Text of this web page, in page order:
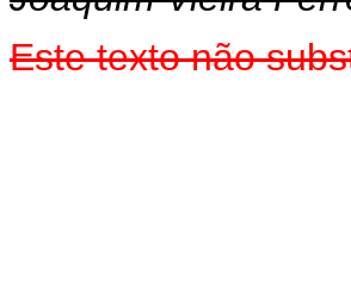
Este texto não